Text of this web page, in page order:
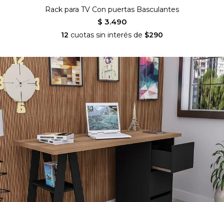
Rack para TV Con puertas Basculantes
$ 3.490
12 cuotas sin interés de $290